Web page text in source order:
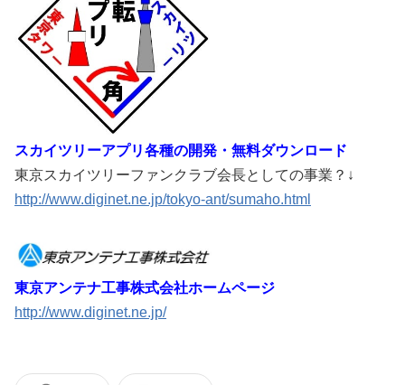
スカイツリーアプリ各種の開発・無料ダウンロード
東京スカイツリーファンクラブ会長としての事業？↓
http://www.diginet.ne.jp/tokyo-ant/sumaho.html
東京アンテナ工事株式会社ホームページ
http://www.diginet.ne.jp/